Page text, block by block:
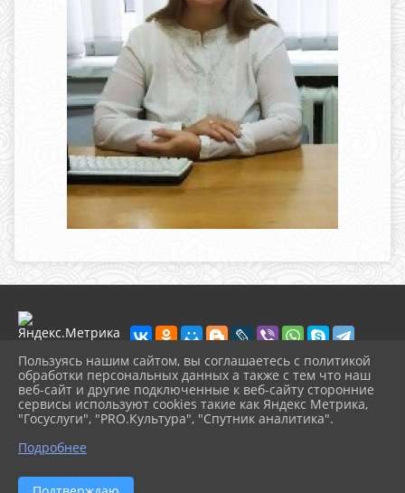
2026 г. muzeikim.ru
Вход
Карта сайта
Политика обработки персональных данных
Сделано на KubCMS
Пользуясь нашим сайтом, вы соглашаетесь с политикой
обработки персональных данных а также с тем что наш
веб-сайт и другие подключенные к веб-сайту сторонние
сервисы используют cookies такие как Яндекс Метрика,
"Госуслуги", "PRO.Культура", "Спутник аналитика".
Подробнее